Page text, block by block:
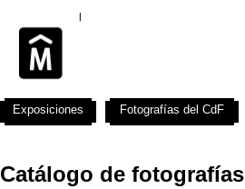
Catálogo de fotografías
Exposiciones Fotografías del CdF